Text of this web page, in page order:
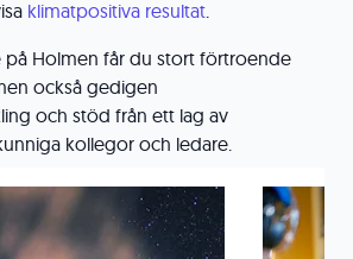
klimatpositiva resultat.
på Holmen får du stort förtroende
också gedigen
och stöd från ett lag av
kollegor och ledare.